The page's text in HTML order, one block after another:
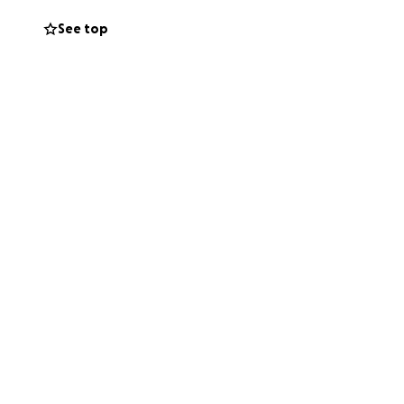
douce.
ne sait
See top